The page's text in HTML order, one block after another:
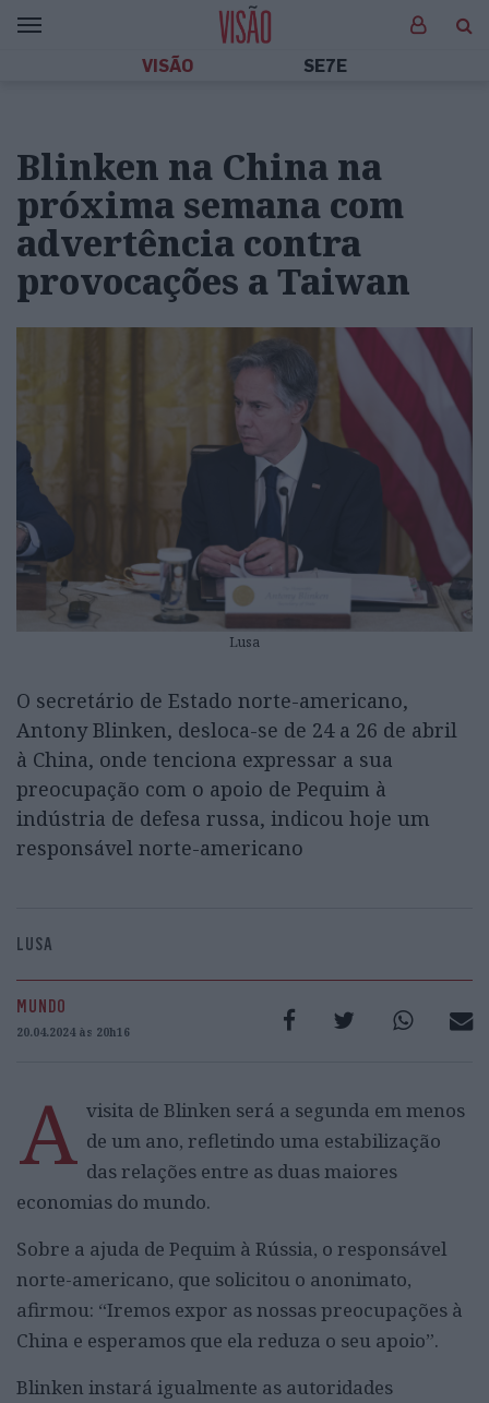
VISÃO SE7E
Blinken na China na
próxima semana com
advertência contra
provocações a Taiwan
Lusa
O secretário de Estado norte-americano,
Antony Blinken, desloca-se de 24 a 26 de abril
à China, onde tenciona expressar a sua
preocupação com o apoio de Pequim à
indústria de defesa russa, indicou hoje um
responsável norte-americano
LUSA
MUNDO
20.04.2024 às 20h16
A visita de Blinken será a segunda em menos
de um ano, refletindo uma estabilização
das relações entre as duas maiores
economias do mundo.
Sobre a ajuda de Pequim à Rússia, o responsável
norte-americano, que solicitou o anonimato,
afirmou: “Iremos expor as nossas preocupações à
China e esperamos que ela reduza o seu apoio”.
Blinken instará igualmente as autoridades